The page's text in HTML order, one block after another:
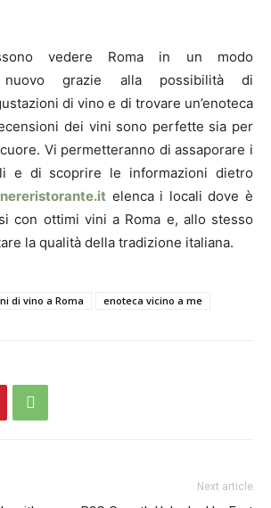
vedere Roma in un modo
nuovo grazie alla possibilità di
di vino e di trovare un’enoteca
dei vini sono perfette sia per
Vi permetteranno di assaporare i
e di scoprire le informazioni dietro
elenca i locali dove è
con ottimi vini a Roma e, allo stesso
la qualità della tradizione italiana.
di vino a Roma enoteca vicino a me
Next article